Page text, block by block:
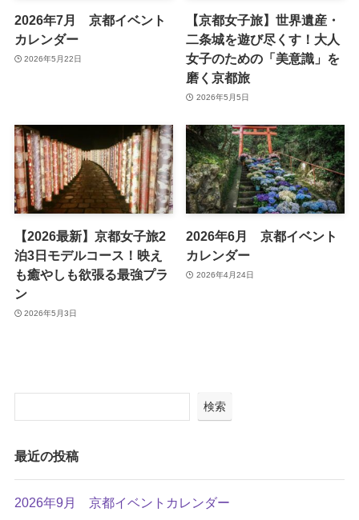
2026年7月 京都イベント
カレンダー
2026年5月22日
【京都女子旅】世界遺産・
二条城を遊び尽くす！大人
女子のための「美意識」を
磨く京都旅
2026年5月5日
【2026最新】京都女子旅2
泊3日モデルコース！映え
も癒やしも欲張る最強プラ
ン
2026年5月3日
2026年6月 京都イベント
カレンダー
2026年4月24日
検索
最近の投稿
2026年9月 京都イベントカレンダー